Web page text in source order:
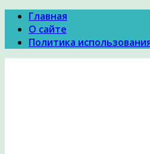
Главная
О сайте
Политика